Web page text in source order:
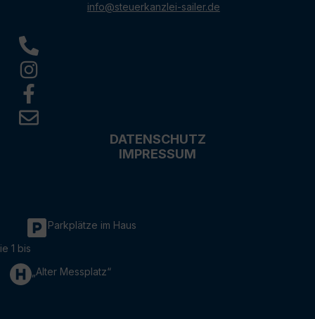
info@steuerkanzlei-sailer.de
DATENSCHUTZ
IMPRESSUM
Parkplätze im Haus
1 bis
„Alter Messplatz“